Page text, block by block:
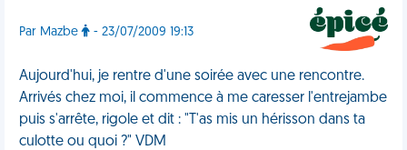
Par Mazbe - 23/07/2009 19:13
Aujourd'hui, je rentre d'une soirée avec une rencontre.
Arrivés chez moi, il commence à me caresser l'entrejambe
puis s'arrête, rigole et dit : "T'as mis un hérisson dans ta
culotte ou quoi ?" VDM